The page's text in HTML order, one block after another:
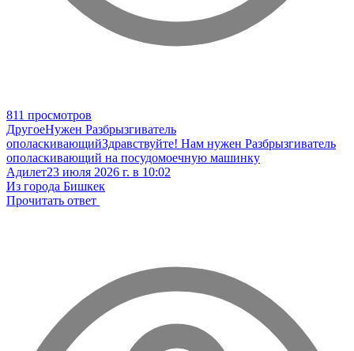
811 просмотров
ДругоеНужен Разбрызгиватель
ополаскивающийЗдравствуйте! Нам нужен Разбрызгиватель
ополаскивающий на посудомоечную машинку
Адилет23 июля 2026 г. в 10:02
Из города Бишкек
Прочитать ответ